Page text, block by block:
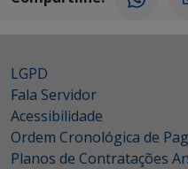
LGPD
Fala Servidor
Acessibilidade
Ordem Cronológica de
Planos de Contratações